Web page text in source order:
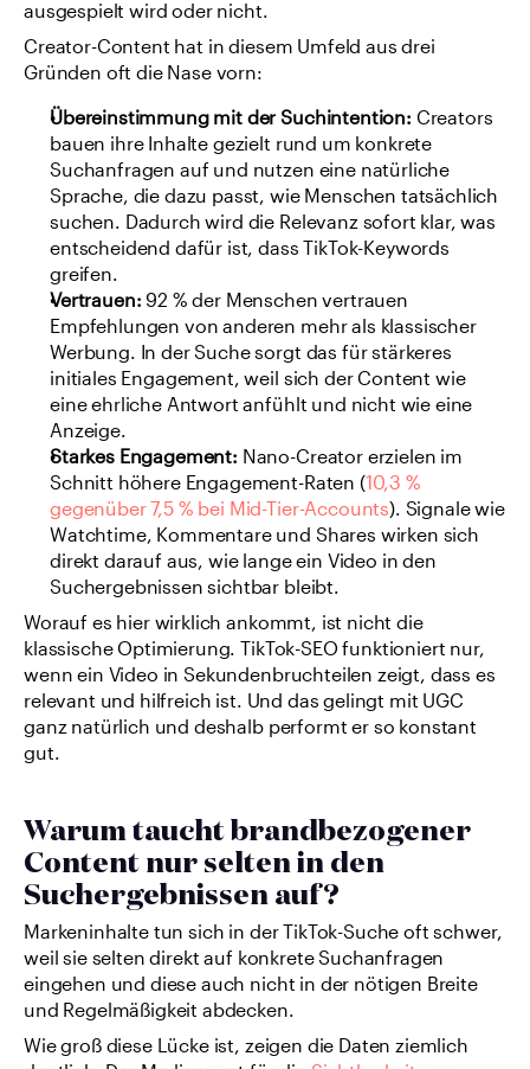
ausgespielt wird oder nicht.
Creator-Content hat in diesem Umfeld aus drei
Gründen oft die Nase vorn:
Übereinstimmung mit der Suchintention: Creators
bauen ihre Inhalte gezielt rund um konkrete
Suchanfragen auf und nutzen eine natürliche
Sprache, die dazu passt, wie Menschen tatsächlich
suchen. Dadurch wird die Relevanz sofort klar, was
entscheidend dafür ist, dass TikTok-Keywords
greifen.
Vertrauen: 92 % der Menschen vertrauen
Empfehlungen von anderen mehr als klassischer
Werbung. In der Suche sorgt das für stärkeres
initiales Engagement, weil sich der Content wie
eine ehrliche Antwort anfühlt und nicht wie eine
Anzeige.
Starkes Engagement: Nano-Creator erzielen im
Schnitt höhere Engagement-Raten (10,3 %
gegenüber 7,5 % bei Mid-Tier-Accounts). Signale wie
Watchtime, Kommentare und Shares wirken sich
direkt darauf aus, wie lange ein Video in den
Suchergebnissen sichtbar bleibt.
Worauf es hier wirklich ankommt, ist nicht die
klassische Optimierung. TikTok-SEO funktioniert nur,
wenn ein Video in Sekundenbruchteilen zeigt, dass es
relevant und hilfreich ist. Und das gelingt mit UGC
ganz natürlich und deshalb performt er so konstant
gut.
Warum taucht brandbezogener
Content nur selten in den
Suchergebnissen auf?
Markeninhalte tun sich in der TikTok-Suche oft schwer,
weil sie selten direkt auf konkrete Suchanfragen
eingehen und diese auch nicht in der nötigen Breite
und Regelmäßigkeit abdecken.
Wie groß diese Lücke ist, zeigen die Daten ziemlich